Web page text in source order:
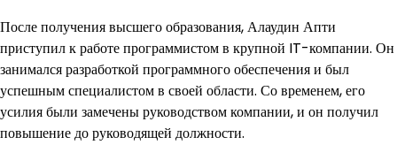
После получения высшего образования, Алаудин Апти
приступил к работе программистом в крупной IT-компании. Он
занимался разработкой программного обеспечения и был
успешным специалистом в своей области. Со временем, его
усилия были замечены руководством компании, и он получил
повышение до руководящей должности.